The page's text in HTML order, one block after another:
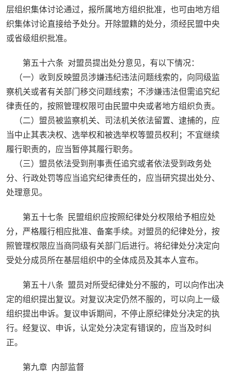
层组织集体讨论通过，报所属地方组织批准，也可由地方组
织集体讨论直接给予处分。开除盟籍的处分，须经民盟中央
或省级组织批准。
第五十六条 对盟员提出处分意见，有以下情况：
（一）收到反映盟员涉嫌违纪违法问题线索的，向同级监
察机关或者有关部门移交问题线索；不涉嫌违法但需追究纪
律责任的，按照管理权限可由民盟中央或者地方组织负责。
（二）盟员被监察机关、司法机关依法留置、逮捕的，应
当中止其表决权、选举权和被选举权等盟员权利；不宜继续
履行职责的，应当暂停其履行职务。
（三）盟员依法受到刑事责任追究或者依法受到政务处
分、行政处罚等应当追究纪律责任的，应当研究提出处分、
处理意见。
第五十七条 民盟组织应按照纪律处分权限给予相应处
分，严格履行相应批准、备案手续。对盟员的纪律处分，按
照管理权限应当商同级有关部门后进行。将纪律处分决定向
受处分成员所在基层组织中的全体成员及其本人宣布。
第五十八条 盟员对所受纪律处分不服的，可以向作出决
定的组织提出复议。对复议决定仍然不服的，可以向上一级
组织提出申诉。复议申诉期间，不停止原纪律处分决定的执
行。经复议、申诉，认定处分决定有错误的，应当及时纠
正。
第九章 内部监督